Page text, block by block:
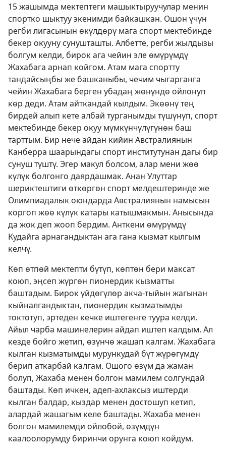
15 жашымда мектептеги машыктыруучулар менин
спортко шыктуу экенимди байкашкан. Ошон үчүн
регби лигасынын өкүлдөрү мага спорт мектебинде
бекер окууну сунушташты. Албетте, регби жылдызы
болгум келди, бирок ага чейин эле өмүрүмдү
Жахабага арнап койгом. Атам мага спортту
тандайсыңбы же башканыбы, чечим чыгарганга
чейин Жахабага берген убадаң жөнүндө ойлонуп
көр деди. Атам айткандай кылдым. Экөөнү тең
бирдей алып кете албай турганымды түшүнүп, спорт
мектебинде бекер окуу мүмкүнчүлүгүнөн баш
тарттым. Бир нече айдан кийин Австралиянын
Канберра шаарындагы спорт институтунан дагы бир
сунуш түштү. Эгер макул болсом, алар мени жөө
күлүк болгонго даярдашмак. Анан Улуттар
шериктештиги өткөргөн спорт мелдештеринде же
Олимпиадалык оюндарда Австралиянын намысын
коргоп жөө күлүк катары катышмакмын. Анысында
да жок деп жооп бердим. Анткени өмүрүмдү
Кудайга арнагандыктан ага гана кызмат кылгым
келчү.
Көп өтпөй мектепти бүтүп, көптөн бери максат
коюп, эңсеп жүргөн пионердик кызматты
баштадым. Бирок үйдөгүлөр акча-тыйын жагынан
кыйналгандыктан, пионердик кызматымды
токтотуп, эртеден кечке иштегенге туура келди.
Айыл чарба машинелерин айдап иштеп калдым. Ал
кезде бойго жетип, өзүнчө жашап калгам. Жахабага
кылган кызматымды мурункудай бүт жүрөгүмдү
берип аткарбай калгам. Ошого өзүм да жаман
болуп, Жахаба менен болгон мамилем солгундай
баштады. Көп ичкен, адеп-ахлаксыз иштерди
кылган балдар, кыздар менен достошуп кетип,
алардай жашагым келе баштады. Жахаба менен
болгон мамилемди ойлобой, өзүмдүн
каалоолорумду биринчи орунга коюп койдум.